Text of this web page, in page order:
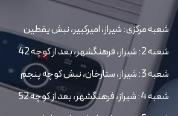
شعبه مرکزی: شیراز، امیرکبیر، نبش یقطین
شعبه 2: شیراز، فرهنگشهر، بعد از کوچه 42
شعبه 3: شیراز، ستارخان، نبش کوچه پنجم
شعبه 4: شیراز، فرهنگشهر، بعد از کوچه 52